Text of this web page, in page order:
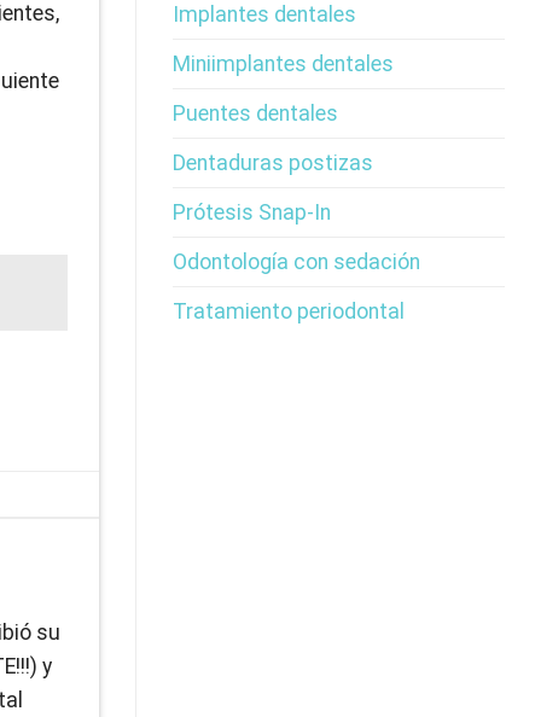
su
y
Implantes dentales
Miniimplantes dentales
Puentes dentales
Dentaduras postizas
Prótesis Snap-In
Odontología con sedación
Tratamiento periodontal